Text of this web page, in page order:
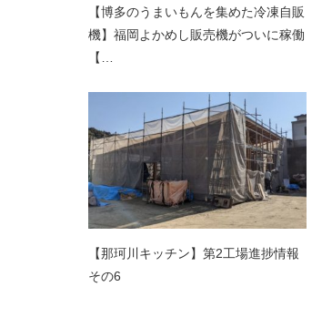
【博多のうまいもんを集めた冷凍自販
機】福岡よかめし販売機がついに稼働
【…
【那珂川キッチン】第2工場進捗情報
その6